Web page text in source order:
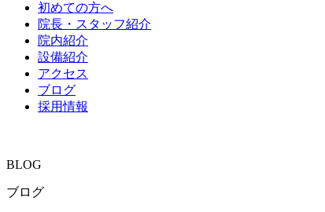
初めての方へ
院長・スタッフ紹介
院内紹介
設備紹介
アクセス
ブログ
採用情報
BLOG
ブログ